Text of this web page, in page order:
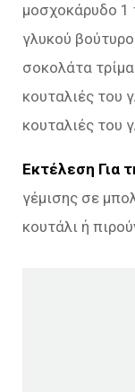
μοσχοκάρυδο 1
γλυκού
σοκολάτα
κουταλιές του
κουταλιές του
Εκτέλεση Για
γέμισης σε
κουτάλι ή